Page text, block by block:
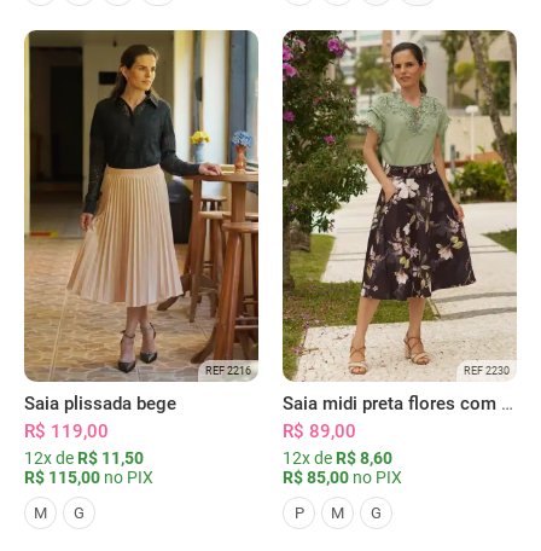
REF 2216
Saia plissada bege
R$ 119,00
12x de R$ 11,50
R$ 115,00 no PIX
M G
REF 2230
Saia midi preta flores com bolsos
R$ 89,00
12x de R$ 8,60
R$ 85,00 no PIX
P M G